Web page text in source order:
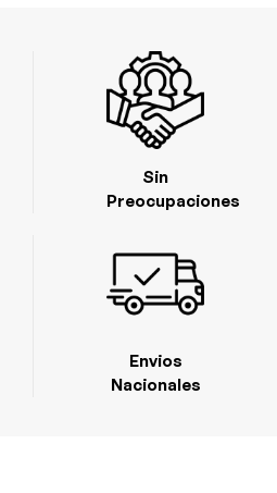
Envios
Nacionales
Sin
Preocupaciones